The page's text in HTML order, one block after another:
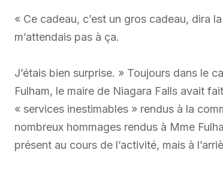
« Ce cadeau, c’est un gros cadeau, dira
m’attendais pas à ça.
J’étais bien surprise. » Toujours dans le
Fulham, le maire de Niagara Falls avait
« services inestimables » rendus à la
nombreux hommages rendus à Mme
présent au cours de l’activité, mais à